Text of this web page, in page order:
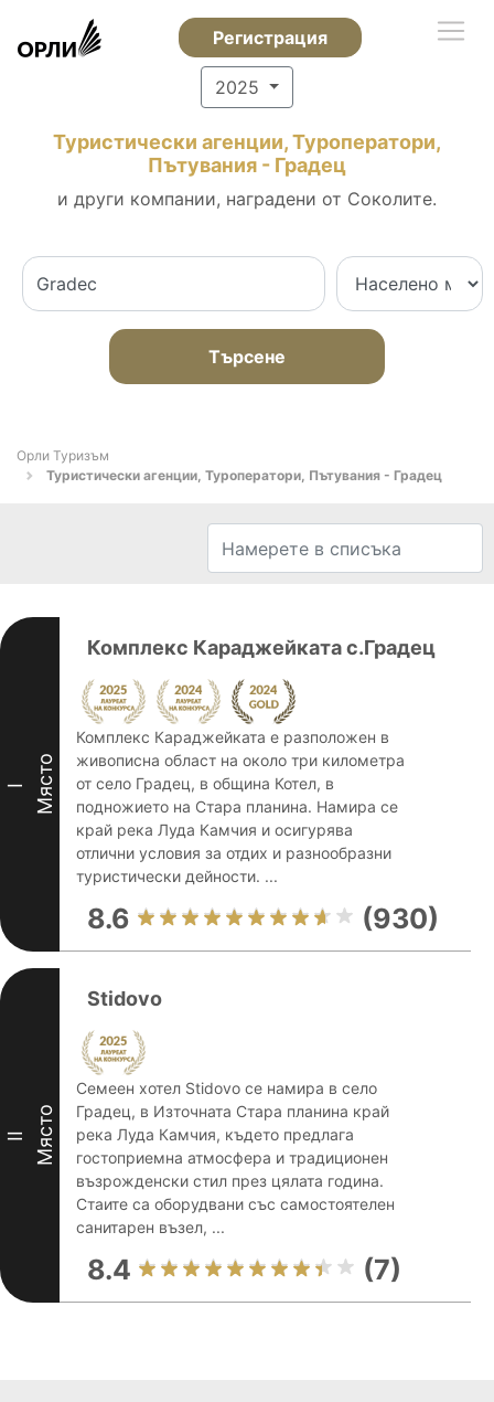
Регистрация
2025
Туристически агенции, Туроператори,
Пътувания - Градец
и други компании, наградени от Соколите.
Търсене
Орли Туризъм
Туристически агенции, Туроператори, Пътувания - Градец
I Място
Комплекс Караджейката с.Градец
Комплекс Караджейката е разположен в
живописна област на около три километра
от село Градец, в община Котел, в
подножието на Стара планина. Намира се
край река Луда Камчия и осигурява
отлични условия за отдих и разнообразни
туристически дейности. ...
8.6 (930)
II Място
Stidovo
Семеен хотел Stidovo се намира в село
Градец, в Източната Стара планина край
река Луда Камчия, където предлага
гостоприемна атмосфера и традиционен
възрожденски стил през цялата година.
Стаите са оборудвани със самостоятелен
санитарен възел, ...
8.4 (7)